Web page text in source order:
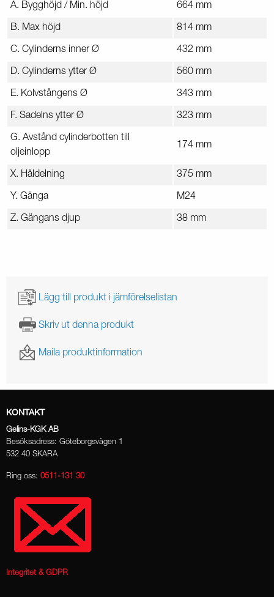
A. Bygghöjd / Min. höjd 664 mm
B. Max höjd 814 mm
C. Cylinderns inner Ø 432 mm
D. Cylinderns ytter Ø 560 mm
E. Kolvstångens Ø 343 mm
F. Sadelns ytter Ø 323 mm
G. Avstånd cylinderbotten till
oljeinlopp
174 mm
X. Håldelning 375 mm
Y. Gänga M24
Z. Gängans djup 38 mm
Lägg till produkt i jämförelselistan
Skriv ut denna produkt
Maila produktinformation
KONTAKT
Gelins-KGK AB
Besöksadress: Göteborgsvägen 1
532 40 SKARA
Ring oss: 0511-131 30
Integritet & GDPR